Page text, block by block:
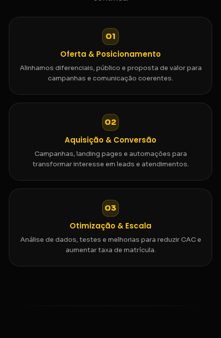
01
Oferta & Posicionamento
Alinhamos diferenciais, público e proposta de valor para
campanhas e comunicação coerentes.
02
Aquisição & Conversão
Campanhas, landing pages e automações para
transformar interesse em leads e atendimentos.
03
Otimização & Escala
Análise de dados, testes e melhorias para reduzir CAC e
aumentar taxa de matrícula.